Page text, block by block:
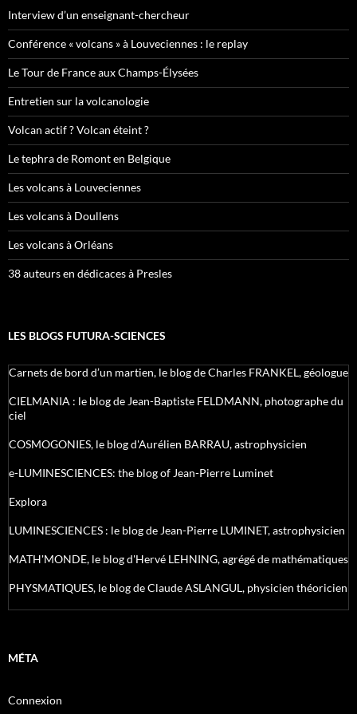
Interview d’un enseignant-chercheur
Conférence « volcans » à Louveciennes : le replay
Le Tour de France aux Champs-Élysées
Entretien sur la volcanologie
Volcan actif ? Volcan éteint ?
Le tephra de Romont en Belgique
Les volcans à Louveciennes
Les volcans à Doullens
Les volcans à Orléans
38 auteurs en dédicaces à Presles
LES BLOGS FUTURA-SCIENCES
Carnets de bord d’un martien, le blog de Charles FRANKEL, géologue
CIELMANIA : le blog de Jean-Baptiste FELDMANN, photographe du
ciel
COSMOGONIES, le blog d'Aurélien BARRAU, astrophysicien
e-LUMINESCIENCES: the blog of Jean-Pierre Luminet
Explora
LUMINESCIENCES : le blog de Jean-Pierre LUMINET, astrophysicien
MATH'MONDE, le blog d'Hervé LEHNING, agrégé de mathématiques
PHYSMATIQUES, le blog de Claude ASLANGUL, physicien théoricien
MÉTA
Connexion